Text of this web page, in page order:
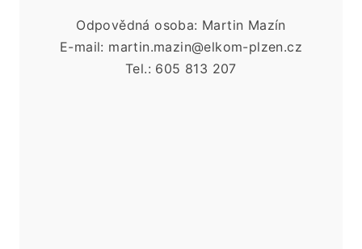
Odpovědná osoba: Martin Mazín
E-mail: martin.mazin@elkom-plzen.cz
Tel.: 605 813 207